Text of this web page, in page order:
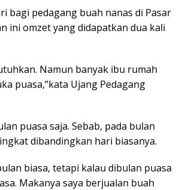
bagi pedagang buah nanas di Pasar
ini omzet yang didapatkan dua kali
Namun banyak ibu rumah
puasa,”kata Ujang Pedagang
puasa saja. Sebab, pada bulan
dibandingkan hari biasanya.
biasa, tetapi kalau dibulan puasa
Makanya saya berjualan buah